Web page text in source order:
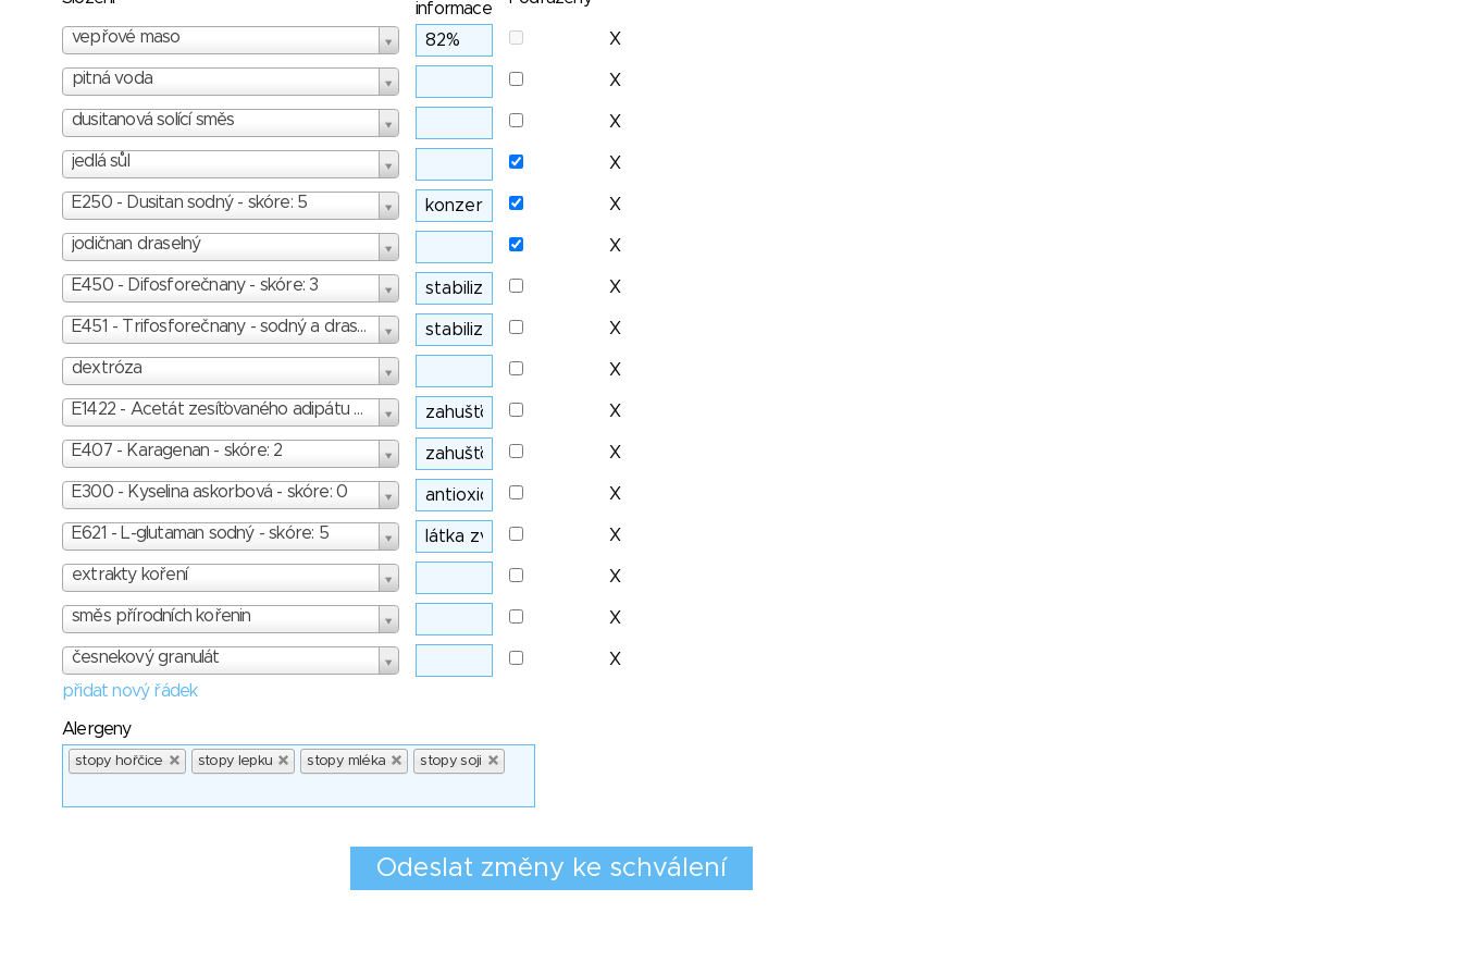
informace
vepřové maso X
pitná voda X
dusitanová solící směs X
jedlá sůl X
E250 - Dusitan sodný - skóre: 5 X
jodičnan draselný X
E450 - Difosforečnany - skóre: 3 X
E451 - Trifosforečnany - sodný a draselný - skóre: 3 X
dextróza X
E1422 - Acetát zesíťovaného adipátu škrobu - skóre: 2 X
E407 - Karagenan - skóre: 2 X
E300 - Kyselina askorbová - skóre: 0 X
E621 - L-glutaman sodný - skóre: 5 X
extrakty koření X
směs přírodních kořenin X
česnekový granulát
X
přidat nový řádek
Alergeny
stopy hořčice stopy lepku stopy mléka stopy soji